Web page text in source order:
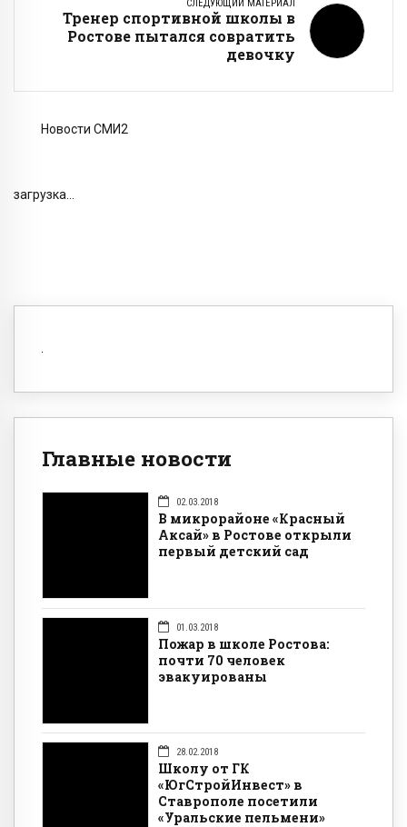
СЛЕДУЮЩИЙ МАТЕРИАЛ
Тренер спортивной школы в
Ростове пытался совратить
девочку
Новости СМИ2
загрузка...
Главные новости
02.03.2018
В микрорайоне «Красный
Аксай» в Ростове открыли
первый детский сад
01.03.2018
Пожар в школе Ростова:
почти 70 человек
эвакуированы
28.02.2018
Школу от ГК
«ЮгСтройИнвест» в
Ставрополе посетили
«Уральские пельмени»